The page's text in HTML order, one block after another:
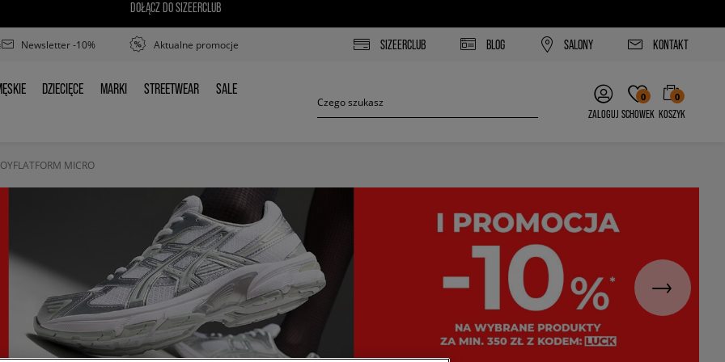
DOŁĄCZ DO SIZEERCLUB
Newsletter -10% Aktualne promocje SIZEERCLUB BLOG SALONY KONTAKT
DZIECIĘCE
DZIECIĘCE MARKI
MARKI STREETWEAR
STREETWEAR SALE
SALE
ZALOGUJ
0
SCHOWEK
0
KOSZYK
MICRO